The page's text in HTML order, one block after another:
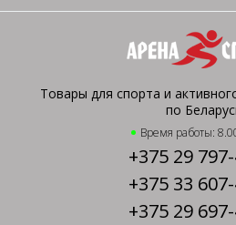
Товары для спорта и
по
Время работы:
+375 29
+375 33
+375 29